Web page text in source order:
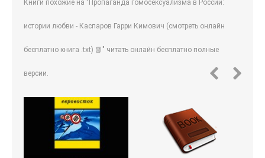
Книги похожие на "Пропаганда гомосексуализма в России:
истории любви - Каспаров Гарри Кимович (смотреть онлайн
бесплатно книга .txt) 📗" читать онлайн бесплатно полные
версии.